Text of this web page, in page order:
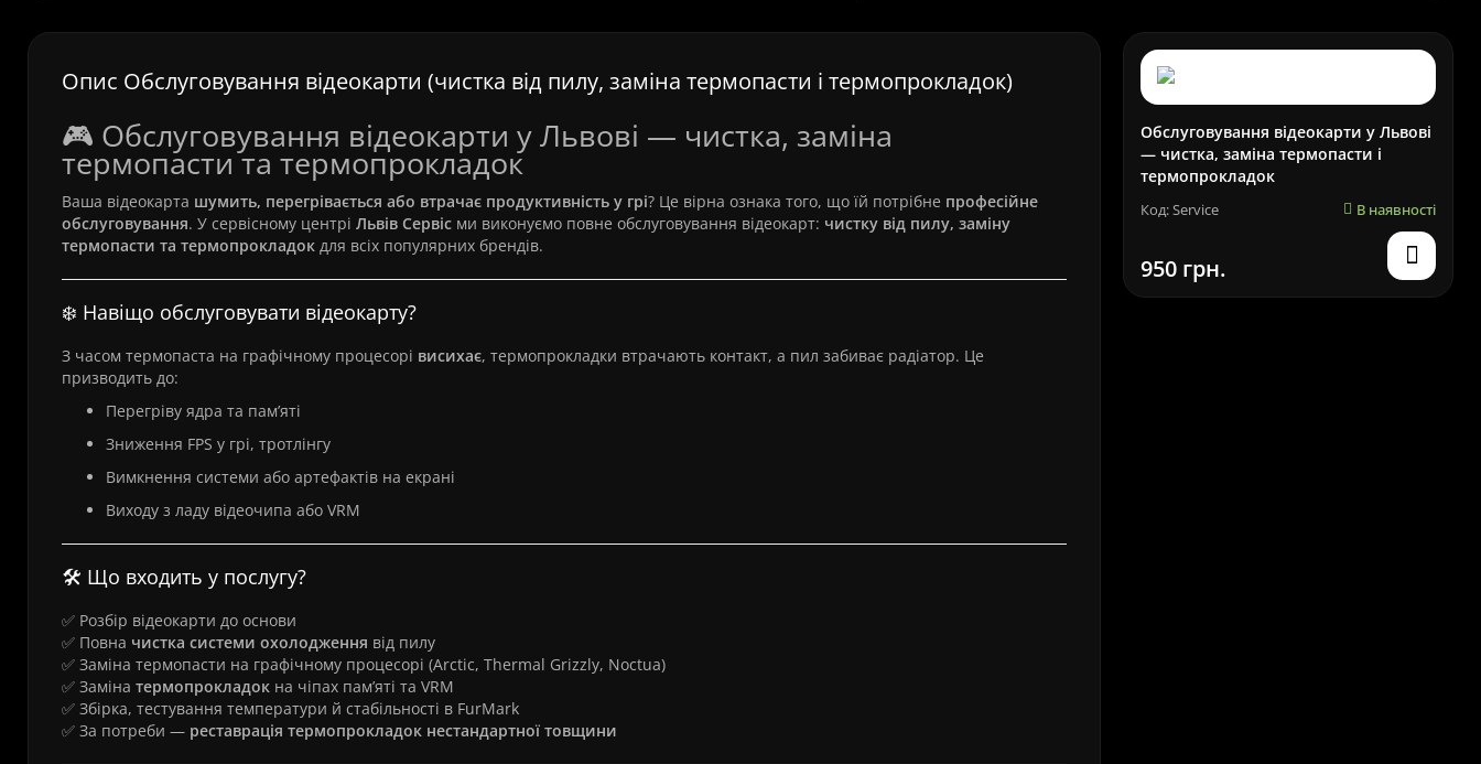
Опис Обслуговування відеокарти (чистка від пилу, заміна термопасти і термопрокладок)
🎮 Обслуговування відеокарти у Львові — чистка, заміна
термопасти та термопрокладок
Ваша відеокарта шумить, перегрівається або втрачає продуктивність у грі? Це вірна ознака того, що їй потрібне професійне
обслуговування. У сервісному центрі Львів Сервіс ми виконуємо повне обслуговування відеокарт: чистку від пилу, заміну
термопасти та термопрокладок для всіх популярних брендів.
❄️ Навіщо обслуговувати відеокарту?
З часом термопаста на графічному процесорі висихає, термопрокладки втрачають контакт, а пил забиває радіатор. Це
призводить до:
Перегріву ядра та пам’яті
Зниження FPS у грі, тротлінгу
Вимкнення системи або артефактів на екрані
Виходу з ладу відеочипа або VRM
🛠️ Що входить у послугу?
✅ Розбір відеокарти до основи
✅ Повна чистка системи охолодження від пилу
✅ Заміна термопасти на графічному процесорі (Arctic, Thermal Grizzly, Noctua)
✅ Заміна термопрокладок на чіпах пам’яті та VRM
✅ Збірка, тестування температури й стабільності в FurMark
✅ За потреби — реставрація термопрокладок нестандартної товщини
Обслуговування відеокарти у Львові
— чистка, заміна термопасти і
термопрокладок
Код: Service В наявності
950 грн.